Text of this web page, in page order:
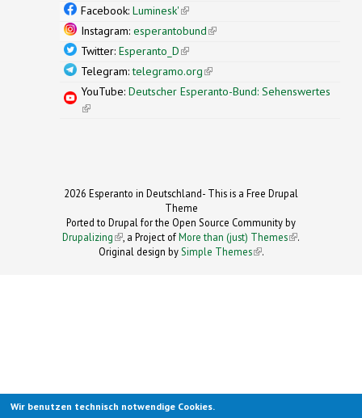
Facebook: Luminesk'(link is external)
Instagram: esperantobund(link is external)
Twitter: Esperanto_D(link is external)
Telegram:telegramo.org(link is external)
YouTube: Deutscher Esperanto-Bund: Sehenswertes
(link is external)
2026 Esperanto in Deutschland- This is a Free Drupal
Theme
Ported to Drupal for the Open Source Community by
Drupalizing(link is external)
, a Project ofMore than (just) Themes (link is
.
Original design by Simple Themes
(link is
.
Wir benutzen technisch notwendige Cookies.